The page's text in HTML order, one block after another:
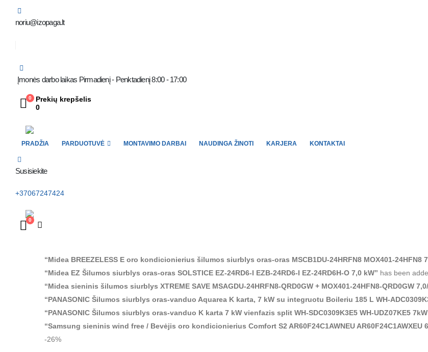
noriu@izopaga.lt
Įmonės darbo laikas Pirmadienį - Penktadienį 8:00 - 17:00
0
Prekių krepšelis
0
PRADŽIA PARDUOTUVĖ MONTAVIMO DARBAI NAUDINGA ŽINOTI KARJERA KONTAKTAI
Susisiekite
+37067247424
0
“Midea BREEZELESS E oro kondicionierius šilumos siurblys oras-oras MSCB1DU-24HRFN8 MOX401-24HFN8
“Midea EZ Šilumos siurblys oras-oras SOLSTICE EZ-24RD6-I EZB-24RD6-I EZ-24RD6H-O 7,0 kW” has been
“Midea sieninis šilumos siurblys XTREME SAVE MSAGDU-24HRFN8-QRD0GW + MOX401-24HFN8-QRD0GW
“PANASONIC Šilumos siurblys oras-vanduo Aquarea K karta, 7 kW su integruotu Boileriu 185 L WH-
“PANASONIC Šilumos siurblys oras-vanduo K karta 7 kW vienfazis split WH-SDC0309K3E5 WH-UDZ07KE5
“Samsung sieninis wind free / Bevėjis oro kondicionierius Comfort S2 AR60F24C1AWNEU AR60F24C1AWXEU
-26%